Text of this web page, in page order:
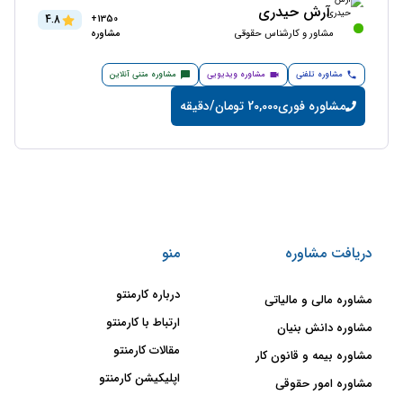
آرش حیدری
مشاور و کارشناس حقوقی
1350+
مشاوره
4.8
مشاوره تلفنی مشاوره ویدیویی مشاوره متنی آنلاین
مشاوره فوری20,000 تومان/دقیقه
دریافت مشاوره
مشاوره مالی و مالیاتی
مشاوره دانش بنیان
مشاوره بیمه و قانون کار
مشاوره امور حقوقی
منو
درباره کارمنتو
ارتباط با کارمنتو
مقالات کارمنتو
اپلیکیشن کارمنتو